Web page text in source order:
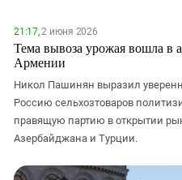
21:17,2 июня 2026
Тема вывоза урожая вошла в
Армении
Никол Пашинян выразил
Россию сельхозтоваров
правящую партию в открытии
Азербайджана и Турции.